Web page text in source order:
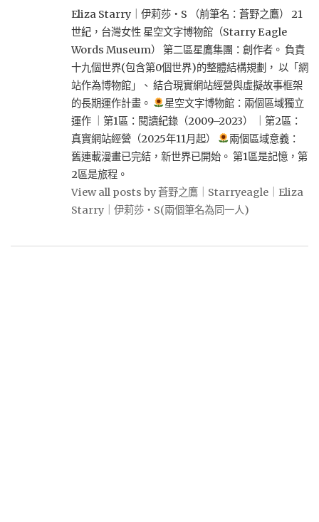
Eliza Starry｜伊莉莎・S （前筆名：蒼野之鷹） 21
世紀，台灣女性 星空文字博物館（Starry Eagle
Words Museum） 第二區星鷹集團：創作者。 負責
十九個世界(包含第0個世界)的整體結構規劃， 以「網
站作為博物館」、 結合現實網站經營與虛擬故事框架
的長期運作計畫。
星空文字博物館：兩個區域獨立
運作 ｜第1區：閱讀紀錄（2009–2023） ｜第2區：
真實網站經營（2025年11月起）
兩個區域意義：
舊連載漫畫已完結，新世界已開始。 第1區是記憶，第
2區是旅程。
View all posts by 蒼野之鷹｜Starryeagle｜Eliza
Starry｜伊莉莎・S(兩個筆名為同一人)